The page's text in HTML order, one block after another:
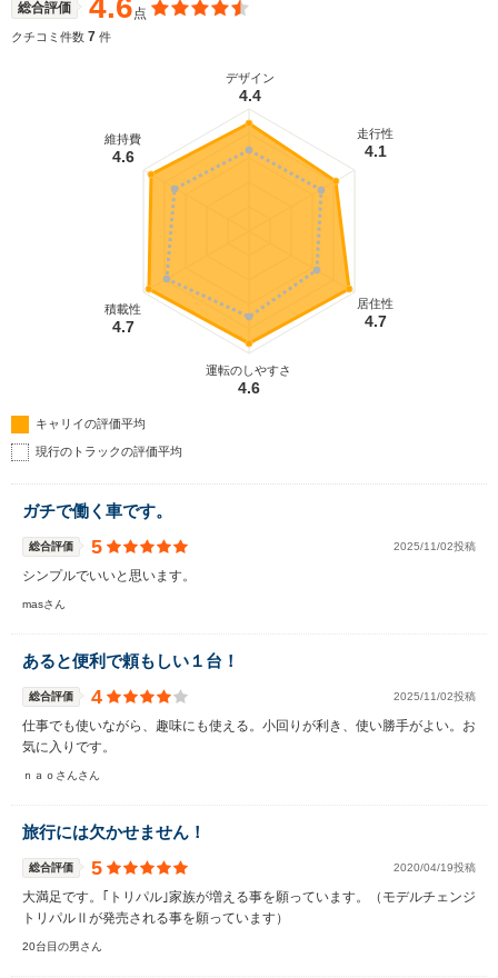
総合評価 4.6点
クチコミ件数 7 件
デザイン
4.4
走行性
4.1
居住性
4.7
運転のしやすさ
4.6
積載性
4.7
維持費
4.6
キャリイの評価平均
現行のトラックの評価平均
ガチで働く車です。
総合評価 5 2025/11/02投稿
シンプルでいいと思います。
masさん
あると便利で頼もしい１台！
総合評価 4 2025/11/02投稿
仕事でも使いながら、趣味にも使える。小回りが利き、使い勝手がよい。お
気に入りです。
ｎａｏさんさん
旅行には欠かせません！
総合評価 5 2020/04/19投稿
大満足です。｢トリパル｣家族が増える事を願っています。（モデルチェンジ
トリパルⅡが発売される事を願っています）
20台目の男さん